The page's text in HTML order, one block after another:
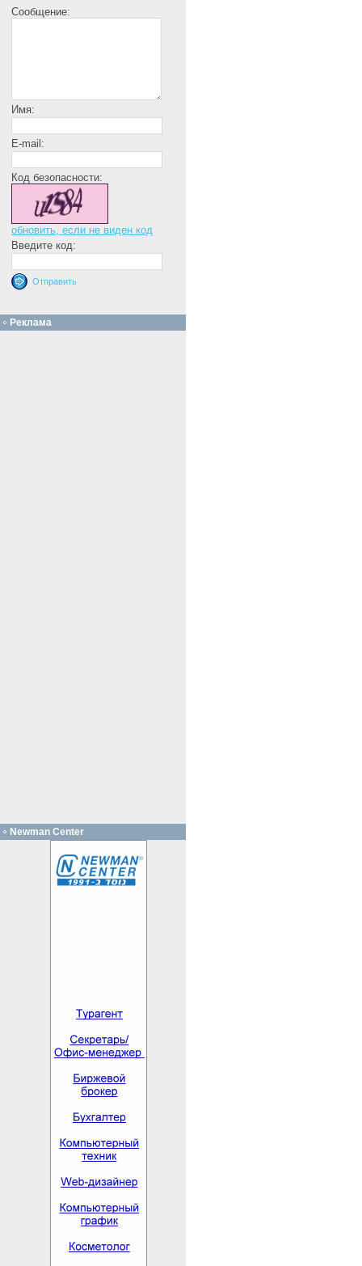
Сообщение:
Имя:
E-mail:
Код безопасности:
обновить, если не виден код
Введите код:
Реклама
Newman Center